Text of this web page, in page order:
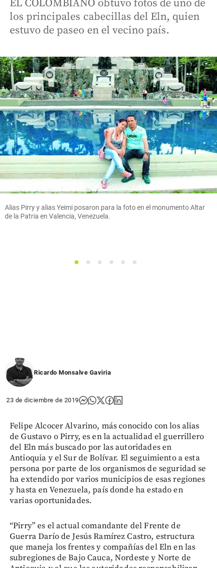
EL COLOMBIANO obtuvo fotos de uno de
los principales cabecillas del Eln, quien
estuvo de paseo en el vecino país.
Alias Pirry y alias Yeimi posaron para la foto en el monumento Altar
de la Patria en Valencia, Venezuela.
1 2 3 4 5 6
Ricardo Monsalve Gaviria
23 de diciembre de 2019
Felipe Alcocer Alvarino, más conocido con los alias
de Gustavo o Pirry, es en la actualidad el guerrillero
del Eln más buscado por las autoridades en
Antioquia y el Sur de Bolívar. El seguimiento a esta
persona por parte de los organismos de seguridad se
ha extendido por varios municipios de esas regiones
y hasta en Venezuela, país donde ha estado en
varias oportunidades.
“Pirry” es el actual comandante del Frente de
Guerra Darío de Jesús Ramírez Castro, estructura
que maneja los frentes y compañías del Eln en las
subregiones de Bajo Cauca, Nordeste y Norte de